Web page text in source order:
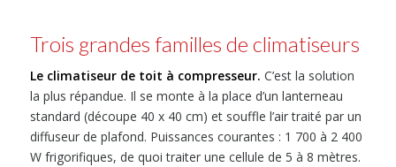
Trois grandes familles de climatiseurs
Le climatiseur de toit à compresseur. C’est la solution
la plus répandue. Il se monte à la place d’un lanterneau
standard (découpe 40 x 40 cm) et souffle l’air traité par un
diffuseur de plafond. Puissances courantes : 1 700 à 2 400
W frigorifiques, de quoi traiter une cellule de 5 à 8 mètres.